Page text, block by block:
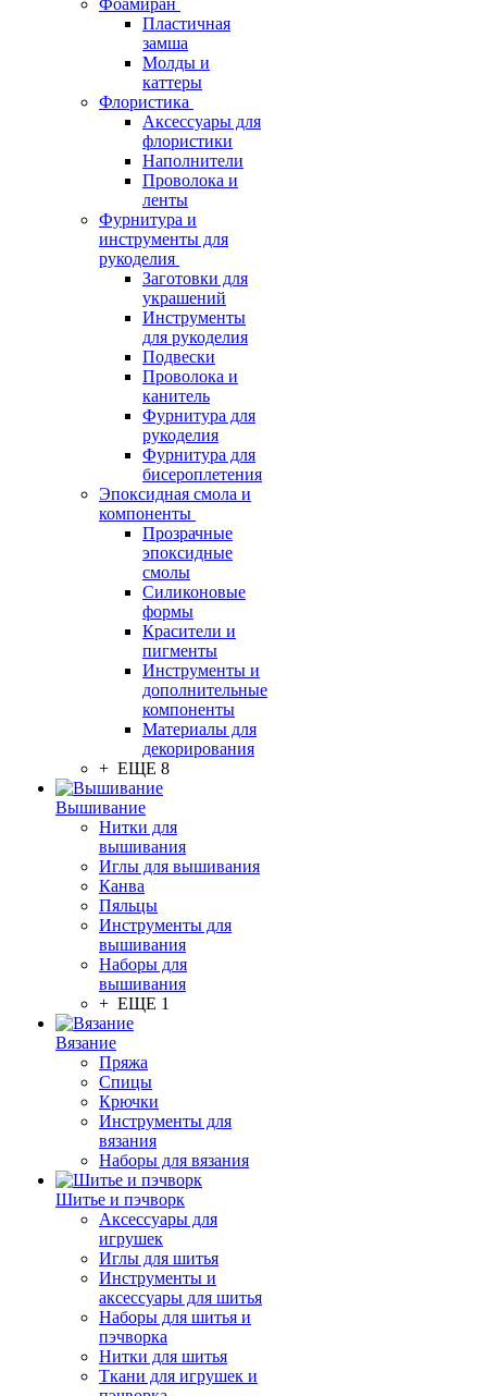
Фоамиран
Пластичная
замша
Молды и
каттеры
Флористика
Аксессуары для
флористики
Наполнители
Проволока и
ленты
Фурнитура и
инструменты для
рукоделия
Заготовки для
украшений
Инструменты
для рукоделия
Подвески
Проволока и
канитель
Фурнитура для
рукоделия
Фурнитура для
бисероплетения
Эпоксидная смола и
компоненты
Прозрачные
эпоксидные
смолы
Силиконовые
формы
Красители и
пигменты
Инструменты и
дополнительные
компоненты
Материалы для
декорирования
+ ЕЩЕ 8
Вышивание
Нитки для
вышивания
Иглы для вышивания
Канва
Пяльцы
Инструменты для
вышивания
Наборы для
вышивания
+ ЕЩЕ 1
Вязание
Пряжа
Спицы
Крючки
Инструменты для
вязания
Наборы для вязания
Шитье и пэчворк
Аксессуары для
игрушек
Иглы для шитья
Инструменты и
аксессуары для шитья
Наборы для шитья и
пэчворка
Нитки для шитья
Ткани для игрушек и